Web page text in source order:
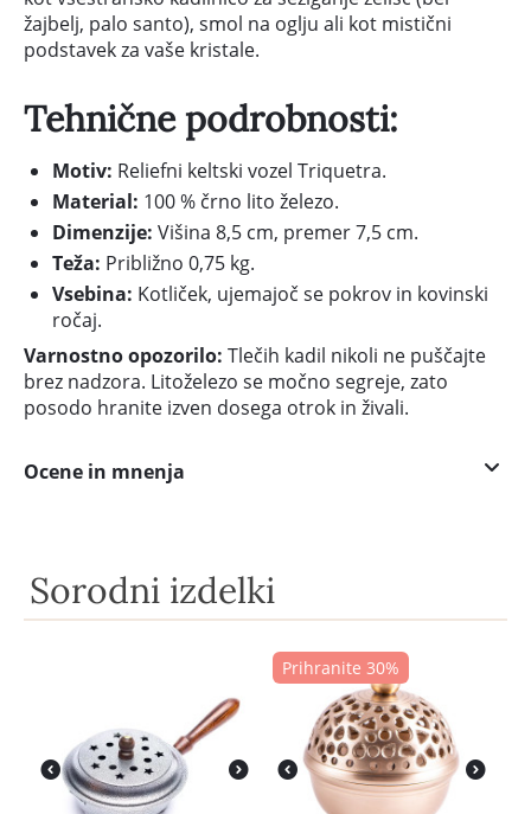
žajbelj, palo santo), smol na oglju ali kot mistični
podstavek za vaše kristale.
Tehnične podrobnosti:
Motiv: Reliefni keltski vozel Triquetra.
Material: 100 % črno lito železo.
Dimenzije: Višina 8,5 cm, premer 7,5 cm.
Teža: Približno 0,75 kg.
Vsebina: Kotliček, ujemajoč se pokrov in kovinski
ročaj.
Varnostno opozorilo: Tlečih kadil nikoli ne puščajte
brez nadzora. Litoželezo se močno segreje, zato
posodo hranite izven dosega otrok in živali.
Ocene in mnenja
Sorodni izdelki
Prihranite 30%